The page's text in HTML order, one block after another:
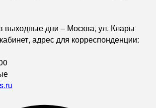
выходные дни – Москва, ул. Клары
адрес для корреспонденции: